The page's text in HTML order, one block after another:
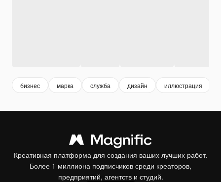
бизнес марка служба дизайн иллюстрация
Креативная платформа для создания ваших лучших работ.
Более 1 миллиона подписчиков среди креаторов,
предприятий, агентств и студий.